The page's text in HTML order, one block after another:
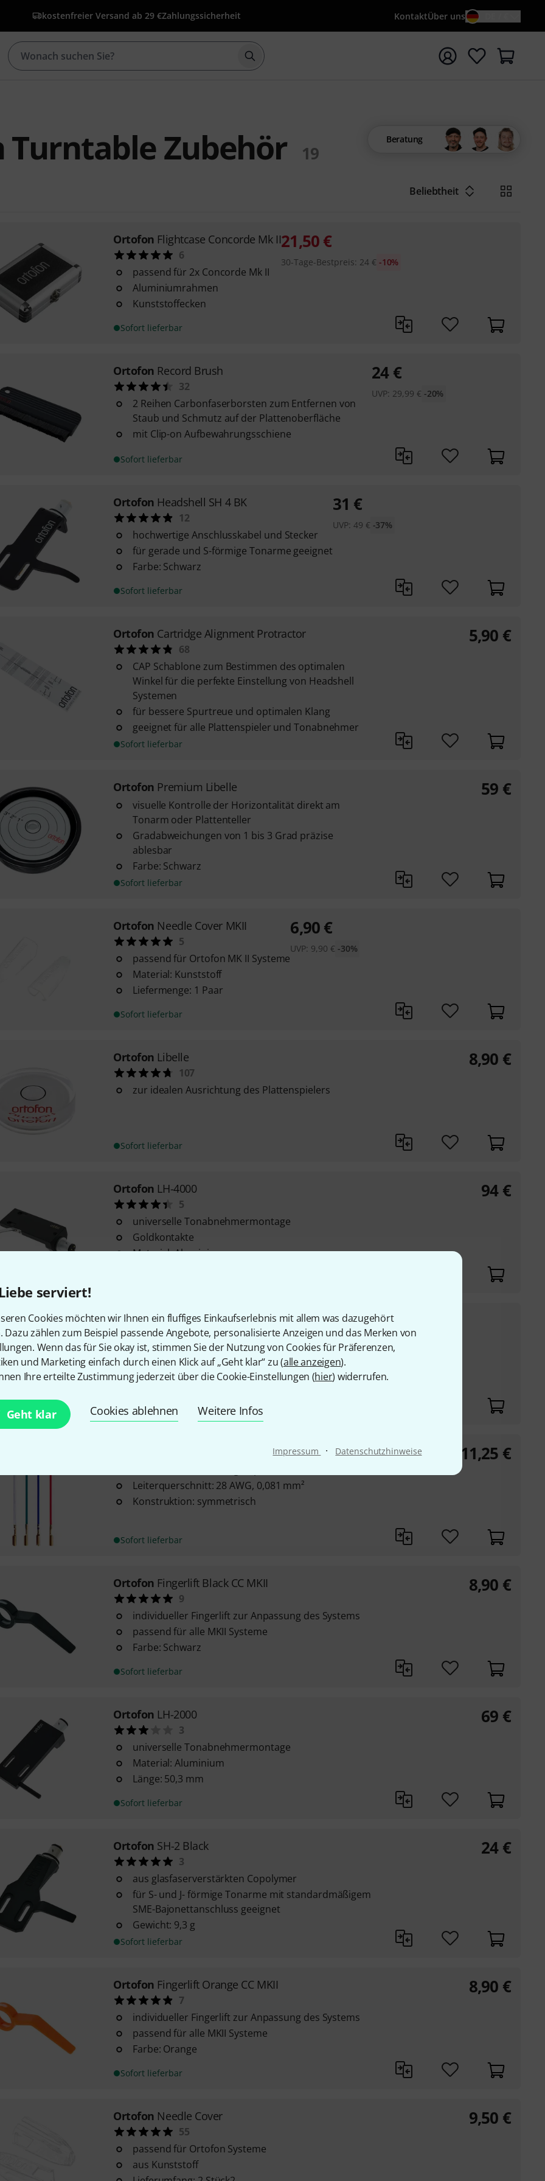
serviert!
Cookies möchten wir Ihnen ein fluffiges Einkaufserlebnis mit allem was dazugehört
Dazu zählen zum Beispiel passende Angebote, personalisierte Anzeigen und das Merken von
Wenn das für Sie okay ist, stimmen Sie der Nutzung von Cookies für Präferenzen,
und Marketing einfach durch einen Klick auf „Geht klar“ zu (alle anzeigen).
Ihre erteilte Zustimmung jederzeit über die Cookie-Einstellungen (hier) widerrufen.
Geht klar Cookies ablehnen Weitere Infos
Impressum · Datenschutzhinweise
kostenfreier Versand ab 29 €Zahlungssicherheit KontaktÜber uns
Suche mit Suchwort {searchTerm} starten
Turntable Zubehör 19
Beratung
Beliebtheit
Ortofon Flightcase Concorde Mk II
6
passend für 2x Concorde Mk II
Aluminiumrahmen
Kunststoffecken
Sofort lieferbar
21,50€
30-Tage-Bestpreis: 24 € -10%
Ortofon Record Brush
32
2 Reihen Carbonfaserborsten zum Entfernen von
Staub und Schmutz auf der Plattenoberfläche
mit Clip-on Aufbewahrungsschiene
Sofort lieferbar
24 €
UVP: 29,99 € -20%
Ortofon Headshell SH 4 BK
12
hochwertige Anschlusskabel und Stecker
für gerade und S-förmige Tonarme geeignet
Farbe: Schwarz
Sofort lieferbar
31 €
UVP: 49 € -37%
Ortofon Cartridge Alignment Protractor
68
CAP Schablone zum Bestimmen des optimalen
Winkel für die perfekte Einstellung von Headshell
Systemen
für bessere Spurtreue und optimalen Klang
geeignet für alle Plattenspieler und Tonabnehmer
Sofort lieferbar
5,90 €
Ortofon Premium Libelle
visuelle Kontrolle der Horizontalität direkt am
Tonarm oder Plattenteller
Gradabweichungen von 1 bis 3 Grad präzise
ablesbar
Farbe: Schwarz
Sofort lieferbar
59 €
Ortofon Needle Cover MKII
5
passend für Ortofon MK II Systeme
Material: Kunststoff
Liefermenge: 1 Paar
Sofort lieferbar
6,90€
UVP: 9,90 € -30%
Ortofon Libelle
107
zur idealen Ausrichtung des Plattenspielers
Sofort lieferbar
8,90 €
Ortofon LH-4000
5
universelle Tonabnehmermontage
Goldkontakte
Material: Aluminium
94 €
OrtofonStylus Pressure Gauge
41
zur Bestimmung der Auflagekraft von 1,25 g und 4 g
Sofort lieferbar
7,90
UVP:9,90
Leiterquerschnitt: 28 AWG, 0,081 mm²
Konstruktion: symmetrisch
Sofort lieferbar
11,25 €
Ortofon Fingerlift Black CC MKII
9
individueller Fingerlift zur Anpassung des Systems
passend für alle MKII Systeme
Farbe: Schwarz
Sofort lieferbar
8,90 €
Ortofon LH-2000
3
universelle Tonabnehmermontage
Material: Aluminium
Länge: 50,3 mm
Sofort lieferbar
69 €
Ortofon SH-2 Black
3
aus glasfaserverstärkten Copolymer
für S- und J- förmige Tonarme mit standardmäßigem
SME-Bajonettanschluss geeignet
Gewicht: 9,3 g
Sofort lieferbar
24 €
Ortofon Fingerlift Orange CC MKII
7
individueller Fingerlift zur Anpassung des Systems
passend für alle MKII Systeme
Farbe: Orange
Sofort lieferbar
8,90 €
Ortofon Needle Cover
55
passend für Ortofon Systeme
aus Kunststoff
9,50 €